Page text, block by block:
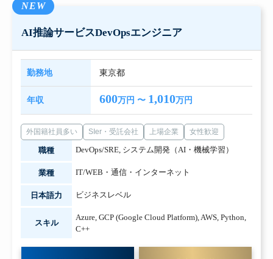
NEW
AI推論サービスDevOpsエンジニア
勤務地 東京都
年収 600万円 〜 1,010万円
外国籍社員多い SIer・受託会社 上場企業 女性歓迎
職種 DevOps/SRE, システム開発（AI・機械学習）
業種 IT/WEB・通信・インターネット
日本語力 ビジネスレベル
スキル
Azure, GCP (Google Cloud Platform),AWS, Python,
C++